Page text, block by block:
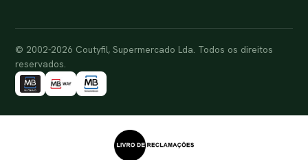
© 2002-2026 Coutyfil, Supermercado Lda. Todos os direitos
reservados.